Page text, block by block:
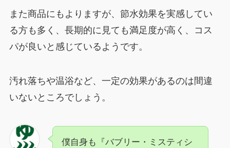
また商品にもよりますが、節水効果を実感してい
る方も多く、長期的に見ても満足度が高く、コス
パが良いと感じているようです。
汚れ落ちや温浴など、一定の効果があるのは間違
いないところでしょう。
僕自身も『バブリー・ミスティシ